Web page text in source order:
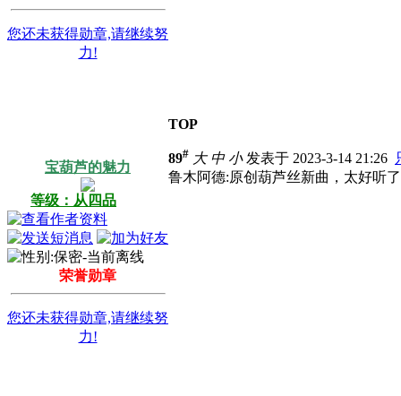
您还未获得勋章,请继续努
力!
TOP
宝葫芦的魅力
等级：从四品
荣誉勋章
您还未获得勋章,请继续努
力!
89# 大 中 小发表于 2023-3-14 21:26
鲁木阿德:原创葫芦丝新曲，太好听